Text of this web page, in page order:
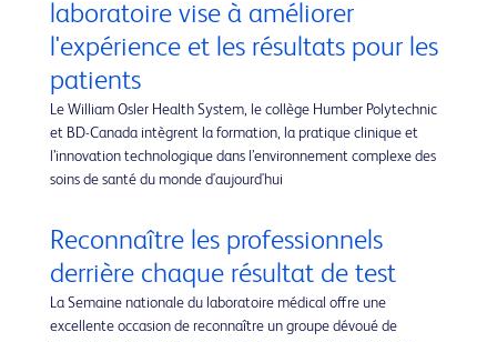
laboratoire vise à améliorer
l'expérience et les résultats pour les
patients
Le William Osler Health System, le collège Humber Polytechnic
et BD-Canada intègrent la formation, la pratique clinique et
l’innovation technologique dans l’environnement complexe des
soins de santé du monde d'aujourd'hui
Reconnaître les professionnels
derrière chaque résultat de test
La Semaine nationale du laboratoire médical offre une
excellente occasion de reconnaître un groupe dévoué de